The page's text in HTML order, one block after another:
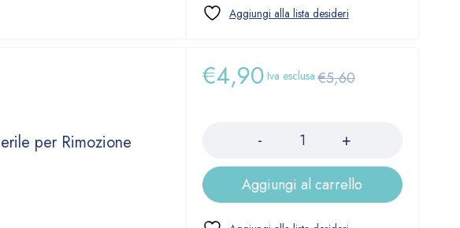
per Rimozione
€5,60
€4,90 Iva esclusa
Aggiungi al carrello